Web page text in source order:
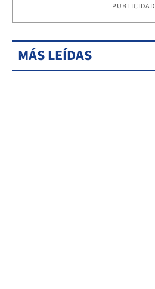
PUBLICIDAD
MÁS LEÍDAS